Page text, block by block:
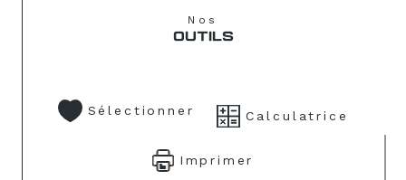
Nos
OUTILS
Sélectionner Calculatrice
Imprimer